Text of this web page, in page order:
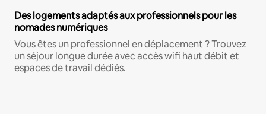
Des logements adaptés aux professionnels pour les
nomades numériques
Vous êtes un professionnel en déplacement ? Trouvez
un séjour longue durée avec accès wifi haut débit et
espaces de travail dédiés.